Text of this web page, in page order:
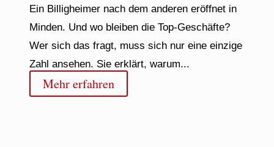
Ein Billigheimer nach dem anderen eröffnet in
Minden. Und wo bleiben die Top-Geschäfte?
Wer sich das fragt, muss sich nur eine einzige
Zahl ansehen. Sie erklärt, warum...
Mehr erfahren